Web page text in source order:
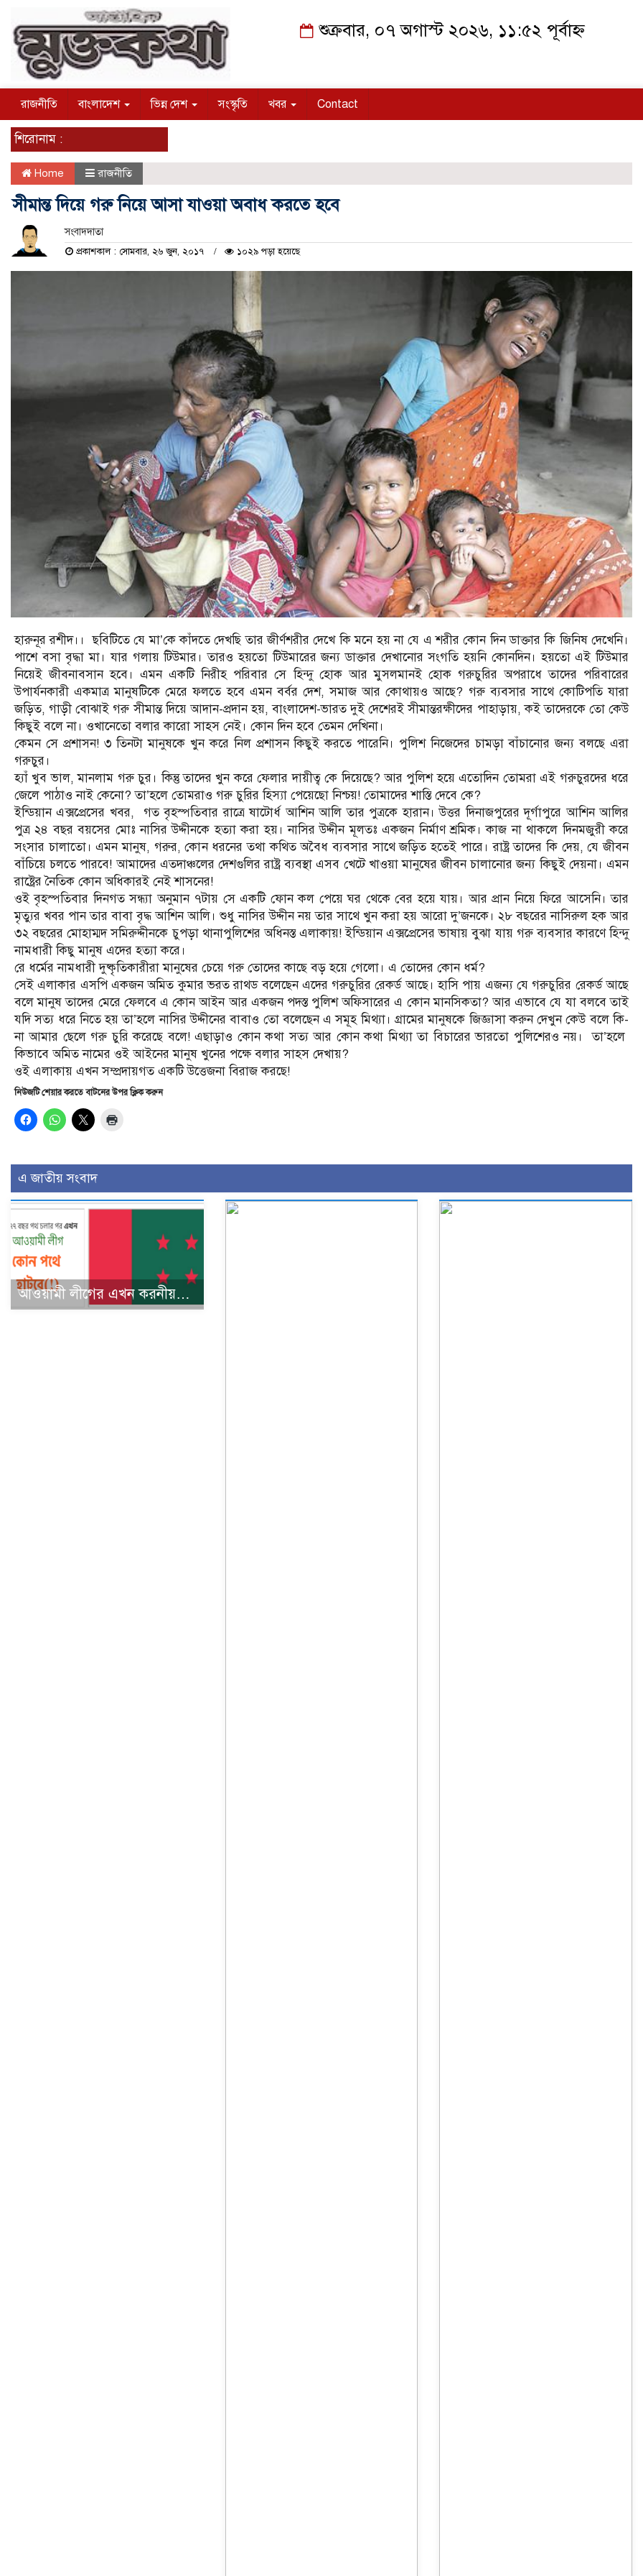
শুক্রবার, ০৭ অগাস্ট ২০২৬, ১১:৫২ পূর্বাহ্ন
রাজনীতি বাংলাদেশ ভিন্ন দেশ সংস্কৃতি খবর Contact
শিরোনাম :
Home রাজনীতি
সীমান্ত দিয়ে গরু নিয়ে আসা যাওয়া অবাধ করতে হবে
সংবাদদাতা
প্রকাশকাল : সোমবার, ২৬ জুন, ২০১৭ ১০২৯ পড়া হয়েছে
হারুনূর রশীদ।। ছবিটিতে যে মা’কে কাঁদতে দেখছি তার জীর্ণশরীর দেখে কি মনে হয় না যে এ শরীর কোন দিন ডাক্তার কি জিনিষ দেখেনি।
পাশে বসা বৃদ্ধা মা। যার গলায় টিউমার। তারও হয়তো টিউমারের জন্য ডাক্তার দেখানোর সংগতি হয়নি কোনদিন। হয়তো এই টিউমার
নিয়েই জীবনাবসান হবে। এমন একটি নিরীহ পরিবার সে হিন্দু হোক আর মুসলমানই হোক গরুচুরির অপরাধে তাদের পরিবারের
উপার্যনকারী একমাত্র মানুষটিকে মেরে ফলতে হবে এমন বর্বর দেশ, সমাজ আর কোথায়ও আছে? গরু ব্যবসার সাথে কোটিপতি যারা
জড়িত, গাড়ী বোঝাই গরু সীমান্ত দিয়ে আদান-প্রদান হয়, বাংলাদেশ-ভারত দুই দেশেরই সীমান্তরক্ষীদের পাহাড়ায়, কই তাদেরকে তো কেউ
কিছুই বলে না। ওখানেতো বলার কারো সাহস নেই। কোন দিন হবে তেমন দেখিনা।
কেমন সে প্রশাসন! ৩ তিনটা মানুষকে খুন করে নিল প্রশাসন কিছুই করতে পারেনি। পুলিশ নিজেদের চামড়া বাঁচানোর জন্য বলছে এরা
গরুচুর।
হ্যাঁ খুব ভাল, মানলাম গরু চুর। কিন্তু তাদের খুন করে ফেলার দায়ীত্ব কে দিয়েছে? আর পুলিশ হয়ে এতোদিন তোমরা এই গরুচুরদের ধরে
জেলে পাঠাও নাই কেনো? তা’হলে তোমরাও গরু চুরির হিস্যা পেয়েছো নিশ্চয়! তোমাদের শাস্তি দেবে কে?
ইন্ডিয়ান এক্সপ্রেসের খবর, গত বৃহস্পতিবার রাত্রে ষাটোর্ধ আশিন আলি তার পুত্রকে হারান। উত্তর দিনাজপুরের দূর্গাপুরে আশিন আলির
পুত্র ২৪ বছর বয়সের মোঃ নাসির উদ্দীনকে হত্যা করা হয়। নাসির উদ্দীন মূলতঃ একজন নির্মাণ শ্রমিক। কাজ না থাকলে দিনমজুরী করে
সংসার চালাতো। এমন মানুষ, গরুর, কোন ধরনের তথা কথিত অবৈধ ব্যবসার সাথে জড়িত হতেই পারে। রাষ্ট্র তাদের কি দেয়, যে জীবন
বাঁচিয়ে চলতে পারবে! আমাদের এতদাঞ্চলের দেশগুলির রাষ্ট্র ব্যবস্থা এসব খেটে খাওয়া মানুষের জীবন চালানোর জন্য কিছুই দেয়না। এমন
রাষ্ট্রের নৈতিক কোন অধিকারই নেই শাসনের!
ওই বৃহস্পতিবার দিনগত সন্ধ্যা অনুমান ৭টায় সে একটি ফোন কল পেয়ে ঘর থেকে বের হয়ে যায়। আর প্রান নিয়ে ফিরে আসেনি। তার
মৃত্যুর খবর পান তার বাবা বৃদ্ধ আশিন আলি। শুধু নাসির উদ্দীন নয় তার সাথে খুন করা হয় আরো দু’জনকে। ২৮ বছরের নাসিরুল হক আর
৩২ বছরের মোহাম্মদ সমিরুদ্দীনকে চুপড়া থানাপুলিশের অধিনস্ত এলাকায়! ইন্ডিয়ান এক্সপ্রেসের ভাষায় বুঝা যায় গরু ব্যবসার কারণে হিন্দু
নামধারী কিছু মানুষ এদের হ্ত্যা করে।
রে ধর্মের নামধারী দুষ্কৃতিকারীরা মানুষের চেয়ে গরু তোদের কাছে বড় হয়ে গেলো। এ তোদের কোন ধর্ম?
সেই এলাকার এসপি একজন অমিত কুমার ভরত রাথড বলেছেন এদের গরুচুরির রেকর্ড আছে। হাসি পায় এজন্য যে গরুচুরির রেকর্ড আছে
বলে মানুষ তাদের মেরে ফেলবে এ কোন আইন আর একজন পদস্ত পুলিশ অফিসারের এ কোন মানসিকতা? আর এভাবে যে যা বলবে তাই
যদি সত্য ধরে নিতে হয় তা’হলে নাসির উদ্দীনের বাবাও তো বলেছেন এ সমূহ মিথ্যা। গ্রামের মানুষকে জিজ্ঞাসা করুন দেখুন কেউ বলে কি-
না আমার ছেলে গরু চুরি করেছে বলে! এছাড়া‌ও কোন কথা সত্য আর কোন কথা মিথ্যা তা বিচারের ভারতো পুলিশেরও নয়। তা’হলে
কিভাবে অমিত নামের ওই আইনের মানুষ খুনের পক্ষে বলার সাহস দেখায়?
ওই এলাকায় এখন সম্প্রদায়গত একটি উত্তেজনা বিরাজ করছে!
নিউজটি শেয়ার করতে বাটনের উপর ক্লিক করুন
এ জাতীয় সংবাদ
আওয়ামী লীগের এখন করনীয়…